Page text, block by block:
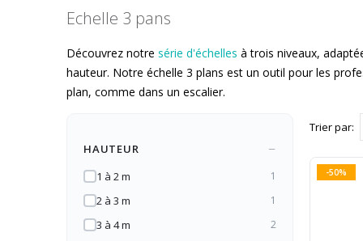
Echelle 3 pans
Découvrez notre série d'échelles à trois niveaux,
hauteur. Notre échelle 3 plans est un outil pour les
plan, comme dans un escalier.
Trier par
-50%
HAUTEUR
1 à 2 m
1
2 à 3 m 1
3 à 4 m 2